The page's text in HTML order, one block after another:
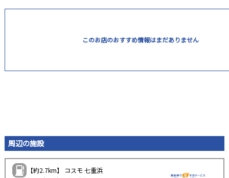
このお店のおすすめ情報はまだありません
周辺の施設
【約2.7km】 コスモ 七重浜